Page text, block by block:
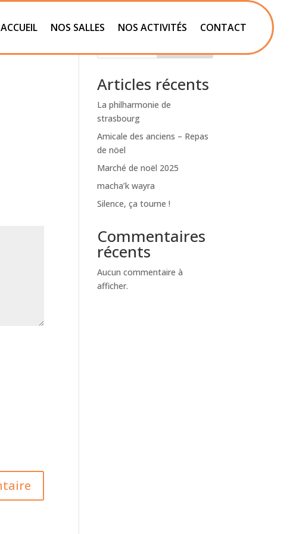
ACCUEIL NOS SALLES NOS ACTIVITÉS CONTACT
Articles récents
La philharmonie de
strasbourg
Amicale des anciens – Repas
de nöel
Marché de noël 2025
macha’k wayra
Silence, ça tourne !
Commentaires
récents
Aucun commentaire à
afficher.